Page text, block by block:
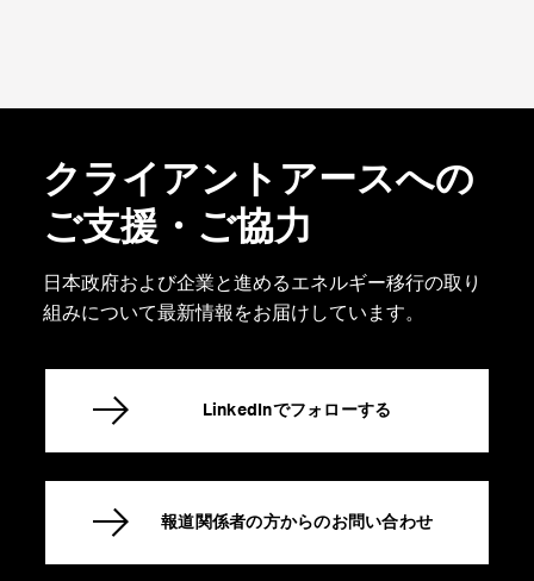
クライアントアースへの
ご支援・ご協力
日本政府および企業と進めるエネルギー移行の取り
組みについて最新情報をお届けしています。
LinkedInでフォローする
報道関係者の方からのお問い合わせ